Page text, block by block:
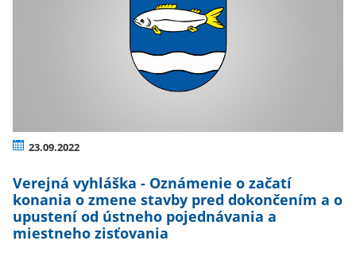
23.09.2022
Verejná vyhláška - Oznámenie o začatí
konania o zmene stavby pred dokončením a o
upustení od ústneho pojednávania a
miestneho zisťovania